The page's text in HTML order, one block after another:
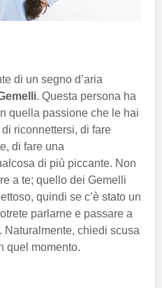
di un segno d’aria
. Questa persona ha
quella passione che le hai
riconnettersi, di fare
di fare una
di più piccante. Non
a te; quello dei Gemelli
quindi se c’è stato un
parlarne e passare a
chiedi scusa
quel momento.